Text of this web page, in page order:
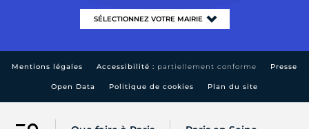
Mentions légales Accessibilité : partiellement conforme Presse
Open Data Politique de cookies Plan du site